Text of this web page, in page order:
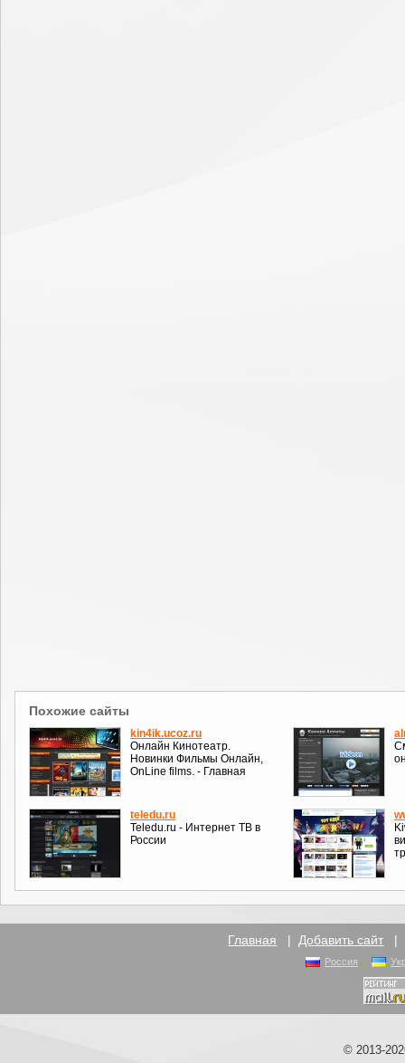
Похожие сайты
kin4ik.ucoz.ru
Онлайн Кинотеатр.
Новинки Фильмы Онлайн,
OnLine films. - Главная
teledu.ru
Teledu.ru - Интернет ТВ в
России
Главная | Добавить сайт |
Россия
© 2013-